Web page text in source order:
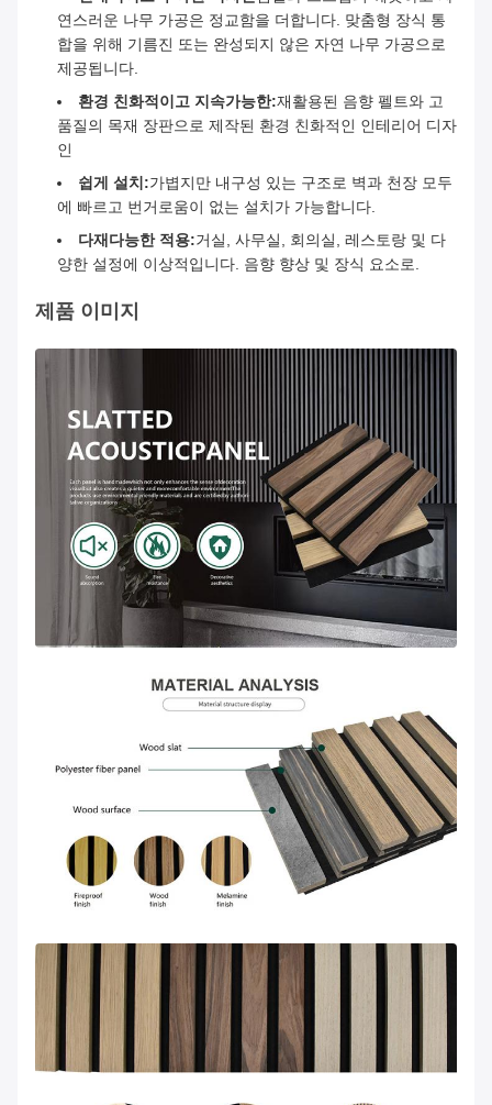
연스러운 나무 가공은 정교함을 더합니다. 맞춤형 장식 통
합을 위해 기름진 또는 완성되지 않은 자연 나무 가공으로
제공됩니다.
환경 친화적이고 지속가능한:재활용된 음향 펠트와 고
품질의 목재 장판으로 제작된 환경 친화적인 인테리어 디자
인
쉽게 설치:가볍지만 내구성 있는 구조로 벽과 천장 모두
에 빠르고 번거로움이 없는 설치가 가능합니다.
다재다능한 적용:거실, 사무실, 회의실, 레스토랑 및 다
양한 설정에 이상적입니다. 음향 향상 및 장식 요소로.
제품 이미지